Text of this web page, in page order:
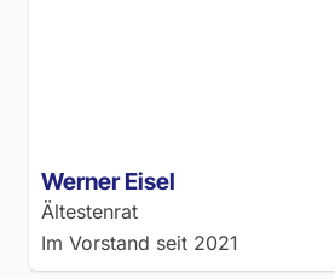
Werner Eisel
Ältestenrat
Im Vorstand seit 2021